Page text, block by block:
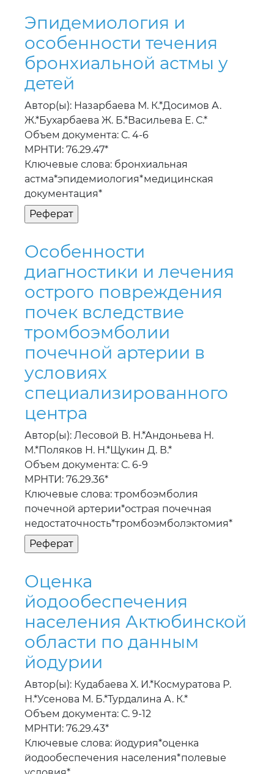
бронхиальной астмы у
детей
Автор(ы): Назарбаева М. К.*Досимов А.
Ж.*Бухарбаева Ж. Б.*Васильева Е. С.*
Объем документа: С. 4-6
МРНТИ: 76.29.47*
Ключевые слова: бронхиальная
астма*эпидемиология*медицинская
документация*
Особенности
диагностики и лечения
острого повреждения
почек вследствие
тромбоэмболии
почечной артерии в
условиях
специализированного
центра
Автор(ы): Лесовой В. Н.*Андоньева Н.
М.*Поляков Н. Н.*Щукин Д. В.*
Объем документа: С. 6-9
МРНТИ: 76.29.36*
Ключевые слова: тромбоэмболия
почечной артерии*острая почечная
недостаточность*тромбоэмболэктомия*
Оценка
йодообеспечения
населения Актюбинской
области по данным
йодурии
Автор(ы): Кудабаева Х. И.*Космуратова Р.
Н.*Усенова М. Б.*Турдалина А. К.*
Объем документа: С. 9-12
МРНТИ: 76.29.43*
Ключевые слова: йодурия*оценка
йодообеспечения населения*полевые
условия*